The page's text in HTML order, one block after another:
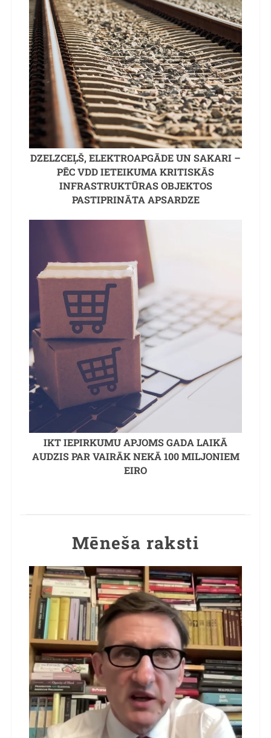
DZELZCEĻŠ, ELEKTROAPGĀDE UN SAKARI –
PĒC VDD IETEIKUMA KRITISKĀS
INFRASTRUKTŪRAS OBJEKTOS
PASTIPRINĀTA APSARDZE
IKT IEPIRKUMU APJOMS GADA LAIKĀ
AUDZIS PAR VAIRĀK NEKĀ 100 MILJONIEM
EIRO
Mēneša raksti